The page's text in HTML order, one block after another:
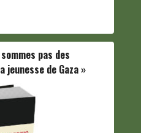
pas des
jeunesse de Gaza »